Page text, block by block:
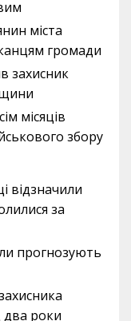
міста
громади
захисник
місяців
збору
відзначили
за
прогнозують
два роки